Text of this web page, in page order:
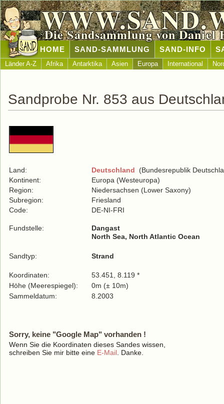
Die Sandsammlung von Daniel
HOME SAND-SAMMLUNG SAND-INFO
Länder A-Z Afrika Antarktika Asien Europa International
Sandprobe Nr. 853 aus
Land: Deutschland (Bundesrepublik
Kontinent:
Europa (Westeuropa)
Region:
Niedersachsen (Lower Saxony)
Subregion:
Friesland
Code:
DE-NI-FRI
Fundstelle:
Dangast
North Sea, North Atlantic Ocean
Sandtyp: Strand
Koordinaten:
53.451, 8.119 *
Höhe (Meerespiegel):
0m (± 10m)
Sammeldatum:
8.2003
Sorry, keine "Google Map" vorhanden !
Wenn Sie die Koordinaten dieses Sandes wissen,
schreiben Sie mir bitte eine E-Mail . Danke.